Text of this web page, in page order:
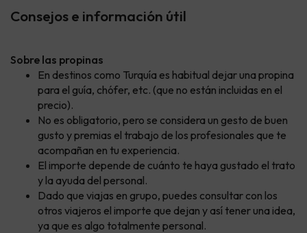
Consejos e información útil
Sobre las propinas
En destinos como Turquía es habitual dejar una propina
para el guía, chófer, etc. (que no están incluidas en el
precio).
No es obligatorio, pero se considera un gesto de buen
gusto y premias el trabajo de los profesionales que te
acompañan en tu experiencia.
El importe depende de cuánto te haya gustado el trato
y la ayuda del personal.
Dado que viajas en grupo, puedes consultar con los
otros viajeros el importe que dejan y así tener una idea,
ya que es algo totalmente personal.